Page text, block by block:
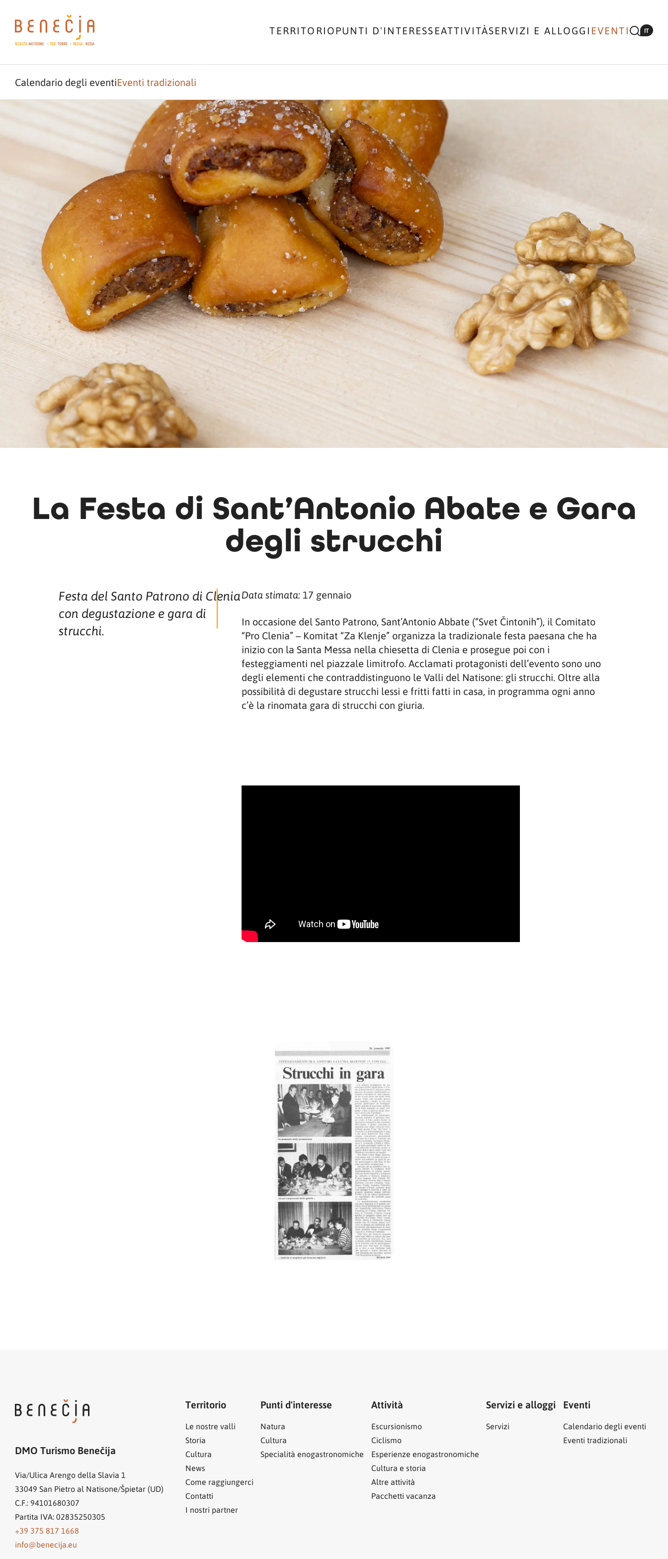
TERRITORIOPUNTI D'INTERESSEATTIVITÀSERVIZI E ALLOGGI EVENTI IT
Calendario degli eventiEventi tradizionali
La Festa di Sant’Antonio Abate e Gara
degli strucchi
Festa del Santo Patrono di Clenia
con degustazione e gara di
strucchi.
Data stimata: 17 gennaio
In occasione del Santo Patrono, Sant’Antonio Abbate (“Svet Čintonih”), il Comitato
“Pro Clenia” – Komitat “Za Klenje” organizza la tradizionale festa paesana che ha
inizio con la Santa Messa nella chiesetta di Clenia e prosegue poi con i
festeggiamenti nel piazzale limitrofo. Acclamati protagonisti dell’evento sono uno
degli elementi che contraddistinguono le Valli del Natisone: gli strucchi. Oltre alla
possibilità di degustare strucchi lessi e fritti fatti in casa, in programma ogni anno
c’è la rinomata gara di strucchi con giuria.
DMO Turismo Benečija
Via/Ulica Arengo della Slavia 1
33049 San Pietro al Natisone/Špietar (UD)
C.F.: 94101680307
Partita IVA: 02835250305
+39 375 817 1668
info@benecija.eu
Territorio
Le nostre valli
Storia
Cultura
News
Come raggiungerci
Contatti
I nostri partner
Punti d'interesse
Natura
Cultura
Specialità enogastronomiche
Attività
Escursionismo
Ciclismo
Esperienze enogastronomiche
Cultura e storia
Altre attività
Pacchetti vacanza
Servizi e alloggi
Servizi
Eventi
Calendario degli eventi
Eventi tradizionali